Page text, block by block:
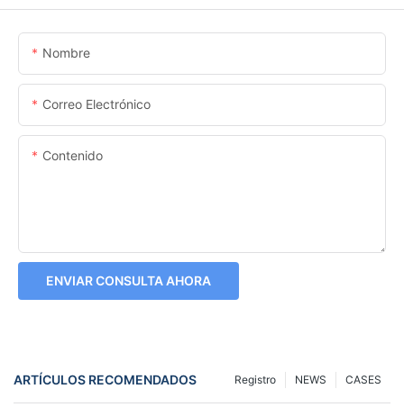
Nombre
Correo Electrónico
Contenido
ENVIAR CONSULTA AHORA
ARTÍCULOS RECOMENDADOS CASES
NEWS
Registro